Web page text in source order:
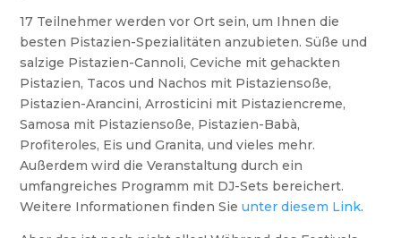
17 Teilnehmer werden vor Ort sein, um Ihnen die
besten Pistazien-Spezialitäten anzubieten. Süße und
salzige Pistazien-Cannoli, Ceviche mit gehackten
Pistazien, Tacos und Nachos mit Pistaziensoße,
Pistazien-Arancini, Arrosticini mit Pistaziencreme,
Samosa mit Pistaziensoße, Pistazien-Babà,
Profiteroles, Eis und Granita, und vieles mehr.
Außerdem wird die Veranstaltung durch ein
umfangreiches Programm mit DJ-Sets bereichert.
Weitere Informationen finden Sieunter diesem Link.